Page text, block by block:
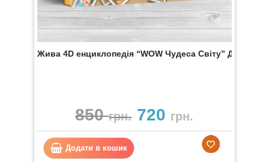
Жива 4D енциклопедія “WOW Чудеса Світу” Девар
850грн. 720 грн.
Додати в кошик